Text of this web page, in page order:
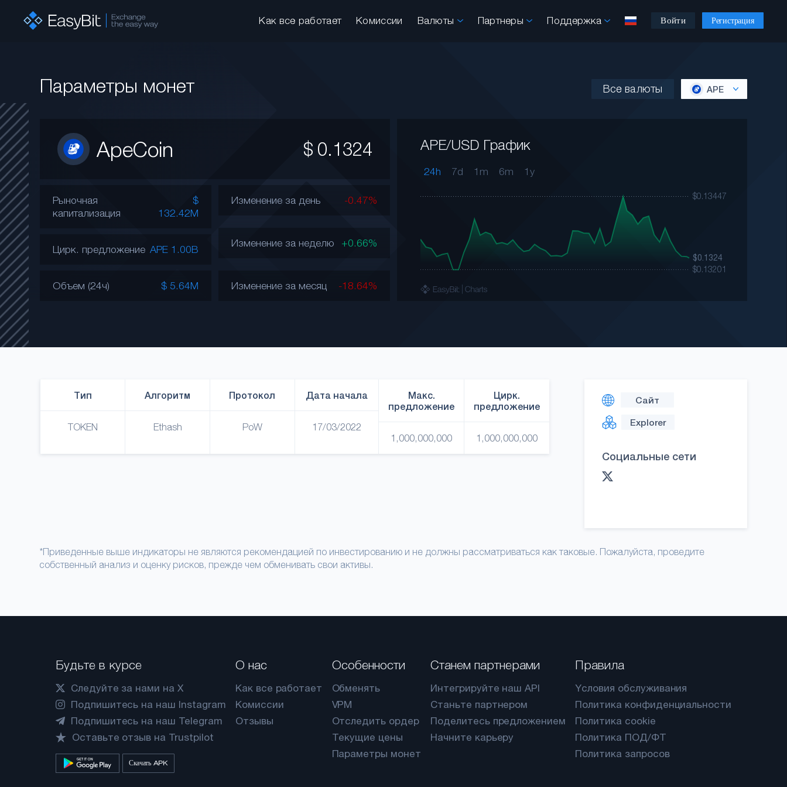
Как все работает Комиссии Валюты Партнеры Поддержка Войти Регистрация
Параметры монет Все валюты APE
ApeCoin $ 0.1324
Рыночная
капитализация
$
132.42M
Цирк. предложение APE 1.00B
Объем (24ч) $ 5.64M
Изменение за день -0.47%
Изменение за неделю +0.66%
Изменение за месяц -18.64%
APE/USD График
24h 7d 1m 6m 1y
Тип
TOKEN
Алгоритм
Ethash
Протокол
PoW
Дата начала
17/03/2022
Макс.
предложение
1,000,000,000
Цирк.
предложение
1,000,000,000
Сайт
Explorer
Социальные сети
*Приведенные выше индикаторы не являются рекомендацией по инвестированию и не должны рассматриваться как таковые. Пожалуйста, проведите
собственный анализ и оценку рисков, прежде чем обменивать свои активы.
Будьте в курсе
Следуйте за нами на X
Подпишитесь на наш Instagram
Подпишитесь на наш Telegram
Оставьте отзыв на Trustpilot
Скачать APK
О нас
Как все работает
Комиссии
Отзывы
Особенности
Обменять
VPM
Отследить ордер
Текущие цены
Параметры монет
Станем партнерами
Интегрируйте наш API
Станьте партнером
Поделитесь предложением
Начните карьеру
Правила
Yсловия обслуживания
Политика конфиденциальности
Политика cookie
Политика ПОД/ФТ
Политика запросов